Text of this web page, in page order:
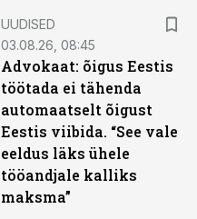
UUDISED
03.08.26, 08:45
Advokaat: õigus Eestis
töötada ei tähenda
automaatselt õigust
Eestis viibida. “See vale
eeldus läks ühele
tööandjale kalliks
maksma”